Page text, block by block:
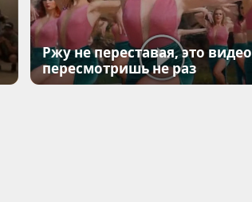
Ржу не переставая, это видео
пересмотришь не раз